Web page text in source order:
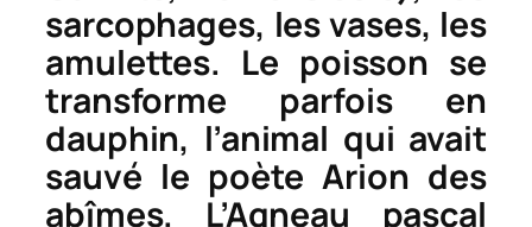
sarcophages, les vases, les
amulettes. Le poisson se
transforme parfois en
dauphin, l’animal qui avait
sauvé le poète Arion des
abîmes. L’Agneau pascal